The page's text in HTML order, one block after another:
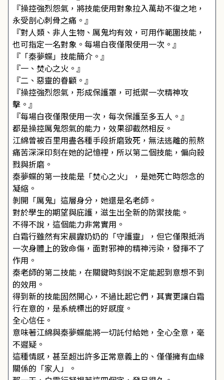
『操控強烈怨氣，將技能使用對象拉入萬劫不復之地，
永受剖心刺骨之痛。』
『對人類、非人生物、厲鬼均有效，可用作範圍技能，
也可指定一名對象。每場白夜僅限使用一次。』
『「秦夢蝶」技能簡介。』
『一、焚心之火。』
『二、惡靈的眷顧。』
『操控強烈怨氣，形成保護罩，可抵禦一次精神攻
擊。』
『每場白夜僅限使用一次，每次保護至多五人。』
都是操控厲鬼怨氣的能力，效果卻截然相反。
江綿曾被百里用盡各種手段折磨致死，無法逃離的煎熬
痛苦深深印刻在她的記憶裡，所以第二個技能，偏向殺
戮與折磨。
秦夢蝶的第一技能是「焚心之火」，是她死亡時怨念的
凝縮。
剝開「厲鬼」這層身分，她還是名老師。
對於學生的期望與庇護，滋生出全新的防禦技能。
不得不說，這個能力非常實用。
白霜行雖然有宋晨露奶奶的「守護靈」，但它僅限抵消
一次身體上的致命傷，面對邪神的精神污染，發揮不了
作用。
秦老師的第二技能，在關鍵時刻說不定能起到意想不到
的效用。
得到新的技能固然開心，不過比起它們，其實更讓白霜
行在意的，是系統標出的好感度。
全心信任。
意味著江綿與秦夢蝶能將一切託付給她，全心全意，毫
不遲疑。
這種情感，甚至超出許多正常意義上的、僅僅擁有血緣
關係的「家人」。